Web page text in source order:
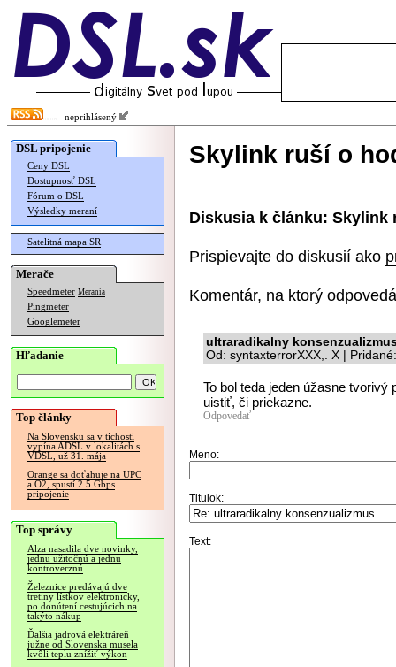
neprihlásený
DSL pripojenie
Ceny DSL
Dostupnosť DSL
Fórum o DSL
Výsledky meraní
Satelitná mapa SR
Merače
Speedmeter Merania
Pingmeter
Googlemeter
Hľadanie
Top články
Na Slovensku sa v tichosti
vypína ADSL v lokalitách s
VDSL, už 31. mája
Orange sa doťahuje na UPC
a O2, spustí 2.5 Gbps
pripojenie
Top správy
Alza nasadila dve novinky,
jednu užitočnú a jednu
kontroverznú
Železnice predávajú dve
tretiny lístkov elektronicky,
po donútení cestujúcich na
takýto nákup
Ďalšia jadrová elektráreň
južne od Slovenska musela
kvôli teplu znížiť výkon
Skylink ruší o
Diskusia k článku: Skylink
Prispievajte do diskusií ako
Komentár, na ktorý
ultraradikalny
Od: syntaxterrorXXX,. X |
To bol teda jeden úžasne tvorivý
uistiť, či priekazne.
Odpovedať
Meno:
Titulok:
Text: